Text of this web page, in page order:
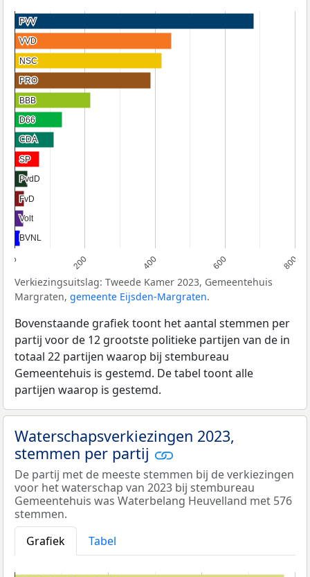
0 200 400 600 800
PVV
PVV
VVD
VVD
NSC
NSC
PRO
PRO
BBB
BBB
D66
D66
CDA
CDA
SP
SP
PvdD
PvdD
FvD
FvD
Volt
Volt
BVNL
BVNL
Verkiezingsuitslag: Tweede Kamer 2023, Gemeentehuis
Margraten, gemeente Eijsden-Margraten.
Bovenstaande grafiek toont het aantal stemmen per
partij voor de 12 grootste politieke partijen van de in
totaal 22 partijen waarop bij stembureau
Gemeentehuis is gestemd. De tabel toont alle
partijen waarop is gestemd.
Waterschapsverkiezingen 2023,
stemmen per partij
De partij met de meeste stemmen bij de verkiezingen
voor het waterschap van 2023 bij stembureau
Gemeentehuis was Waterbelang Heuvelland met 576
stemmen.
Grafiek
Tabel